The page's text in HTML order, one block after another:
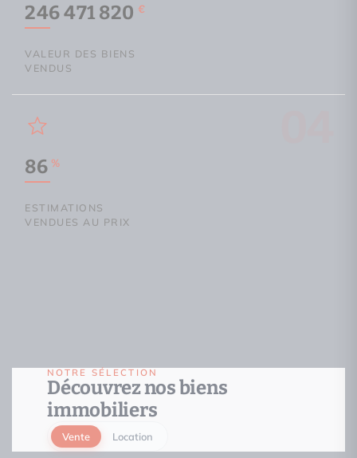
246 471 820 €
VALEUR DES BIENS
VENDUS
86 %
ESTIMATIONS
VENDUES AU PRIX
NOTRE SÉLECTION
Découvrez nos biens
immobiliers
Vente Location